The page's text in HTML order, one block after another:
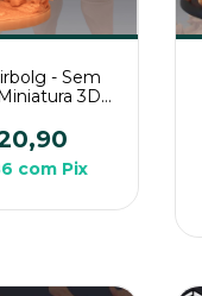
- Sem
3D
com Pix